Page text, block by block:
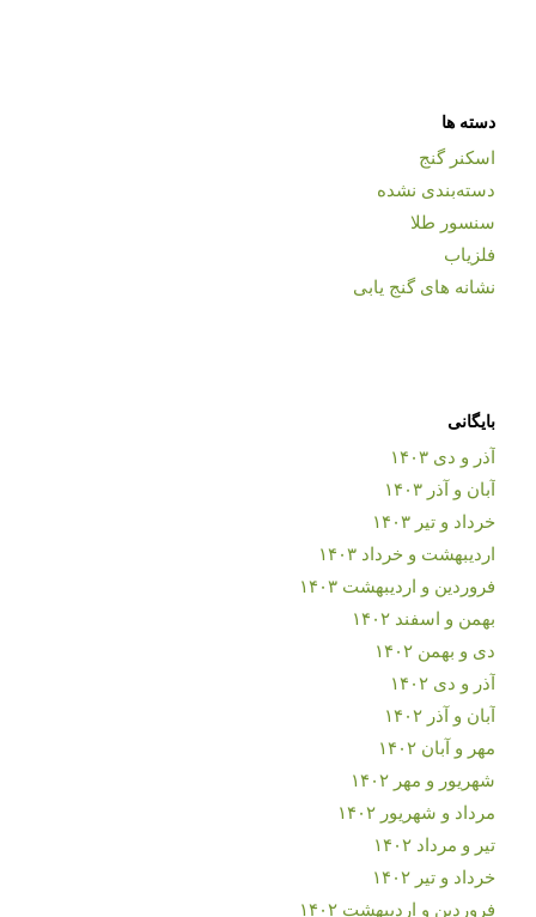
دسته ها
اسکنر گنج
دسته‌بندی نشده
سنسور طلا
فلزیاب
نشانه های گنج یابی
بایگانی
آذر و دی ۱۴۰۳
آبان و آذر ۱۴۰۳
خرداد و تیر ۱۴۰۳
اردیبهشت و خرداد ۱۴۰۳
فروردین و اردیبهشت ۱۴۰۳
بهمن و اسفند ۱۴۰۲
دی و بهمن ۱۴۰۲
آذر و دی ۱۴۰۲
آبان و آذر ۱۴۰۲
مهر و آبان ۱۴۰۲
شهریور و مهر ۱۴۰۲
مرداد و شهریور ۱۴۰۲
تیر و مرداد ۱۴۰۲
خرداد و تیر ۱۴۰۲
فروردین و اردیبهشت ۱۴۰۲